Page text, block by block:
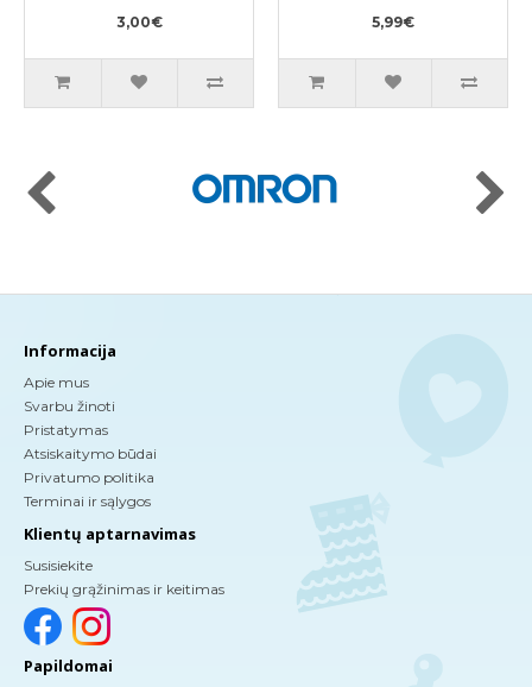
3,00€ 5,99€
Informacija
Apie mus
Svarbu žinoti
Pristatymas
Atsiskaitymo būdai
Privatumo politika
Terminai ir sąlygos
Klientų aptarnavimas
Susisiekite
Prekių grąžinimas ir keitimas
Papildomai